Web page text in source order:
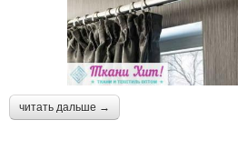
читать дальше →